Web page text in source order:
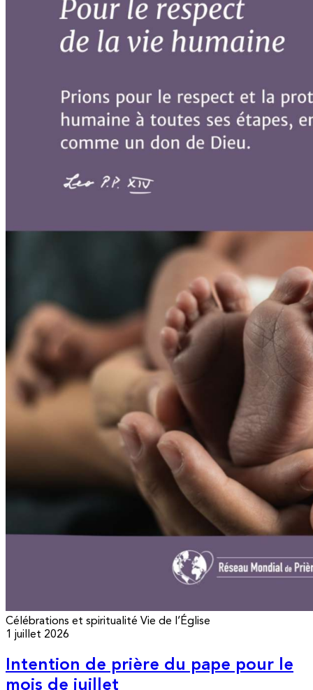
Célébrations et spiritualité Vie de l’Église
1 juillet 2026
Intention de prière du pape pour le
mois de juillet